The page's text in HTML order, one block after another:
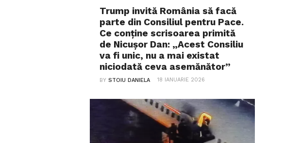
Trump invită România să facă
parte din Consiliul pentru Pace.
Ce conține scrisoarea primită
de Nicușor Dan: „Acest Consiliu
va fi unic, nu a mai existat
niciodată ceva asemănător”
BYSTOIU DANIELA 18 IANUARIE 2026